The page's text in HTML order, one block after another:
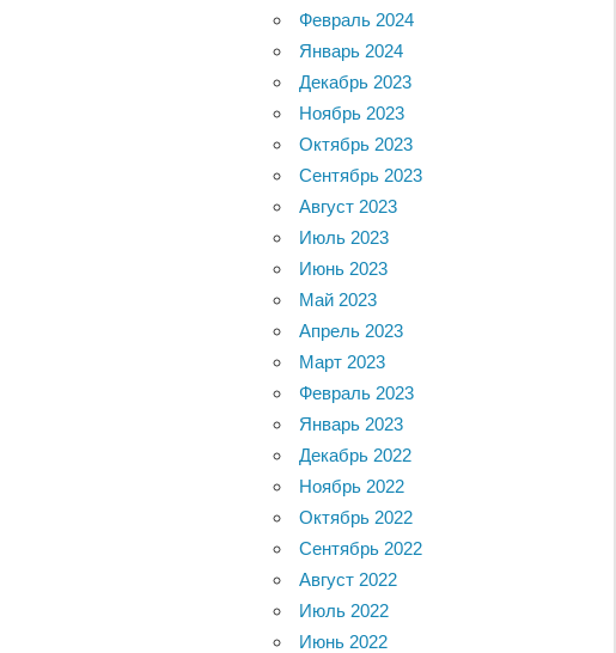
Февраль 2024
Январь 2024
Декабрь 2023
Ноябрь 2023
Октябрь 2023
Сентябрь 2023
Август 2023
Июль 2023
Июнь 2023
Май 2023
Апрель 2023
Март 2023
Февраль 2023
Январь 2023
Декабрь 2022
Ноябрь 2022
Октябрь 2022
Сентябрь 2022
Август 2022
Июль 2022
Июнь 2022